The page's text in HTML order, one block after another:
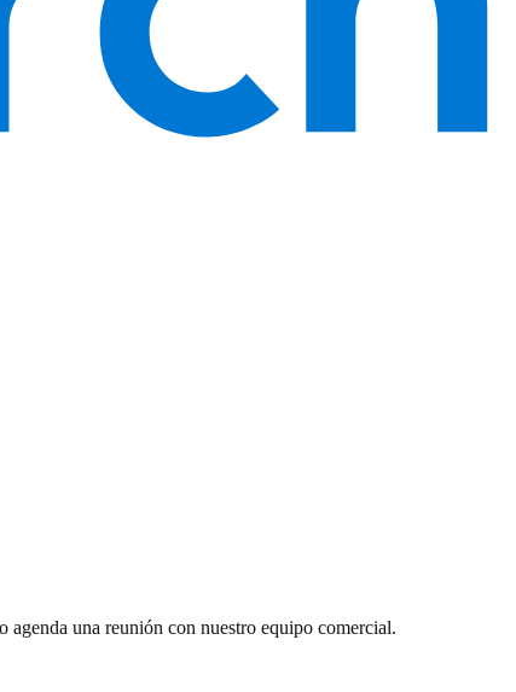
agenda una reunión con nuestro equipo comercial.